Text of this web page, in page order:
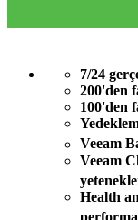
7/24
200'den
100'den
Veeam
Veeam
Health